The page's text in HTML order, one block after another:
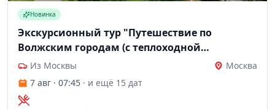
Новинка
Экскурсионный тур "Путешествие по
Волжским городам (с теплоходной
прогулкой)", 3 дня
Из Москвы
Москва
7 авг · 07:45 · и ещё 15 дат